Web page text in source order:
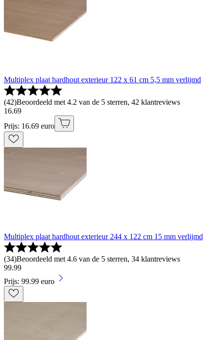
Multiplex plaat hardhout exterieur 122 x 61 cm 5,5 mm verlijmd
(42)Beoordeeld met 4.2 van de 5 sterren, 42 klantreviews
16.69
Prijs: 16.69 euro
Multiplex plaat hardhout exterieur 244 x 122 cm 15 mm verlijmd
(34)Beoordeeld met 4.6 van de 5 sterren, 34 klantreviews
99.99
Prijs: 99.99 euro